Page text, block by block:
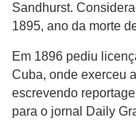
Sandhurst.
1895, ano da morte
Em 1896 pediu
Cuba, onde exerceu
escrevendo
para o jornal Daily